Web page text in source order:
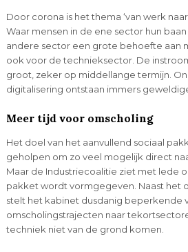
Door corona is het thema ‘van werk
Waar mensen in de ene sector hun
andere sector een grote behoefte aan
ook voor de technieksector. De
groot, zeker op middellange termijn.
digitalisering ontstaan immers
Meer tijd voor omscholing
Het doel van het aanvullend sociaal
geholpen om zo veel mogelijk direct
Maar de Industriecoalitie ziet met lede
pakket wordt vormgegeven. Naast het
stelt het kabinet dusdanig beperkende
omscholingstrajecten naar
techniek niet van de grond komen.